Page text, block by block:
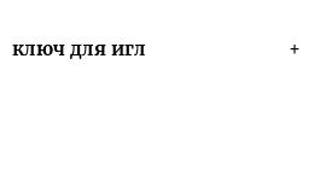
ключ для игл +